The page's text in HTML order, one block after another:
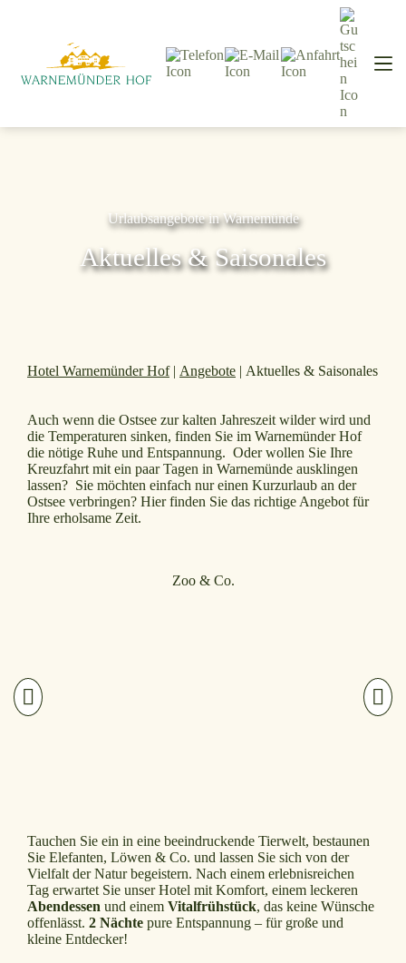
Urlaubsangebote in Warnemünde
Aktuelles & Saisonales
Hotel Warnemünder Hof| Angebote | Aktuelles & Saisonales
Auch wenn die Ostsee zur kalten Jahreszeit wilder wird und
die Temperaturen sinken, finden Sie im Warnemünder Hof
die nötige Ruhe und Entspannung. Oder wollen Sie Ihre
Kreuzfahrt mit ein paar Tagen in Warnemünde ausklingen
lassen? Sie möchten einfach nur einen Kurzurlaub an der
Ostsee verbringen? Hier finden Sie das richtige Angebot für
Ihre erholsame Zeit.
Zoo & Co.
Tauchen Sie ein in eine beeindruckende Tierwelt, bestaunen
Sie Elefanten, Löwen & Co. und lassen Sie sich von der
Vielfalt der Natur begeistern. Nach einem erlebnisreichen
Tag erwartet Sie unser Hotel mit Komfort, einem leckeren
Abendessen und einem Vitalfrühstück, das keine Wünsche
offenlässt. 2 Nächte pure Entspannung – für große und
kleine Entdecker!